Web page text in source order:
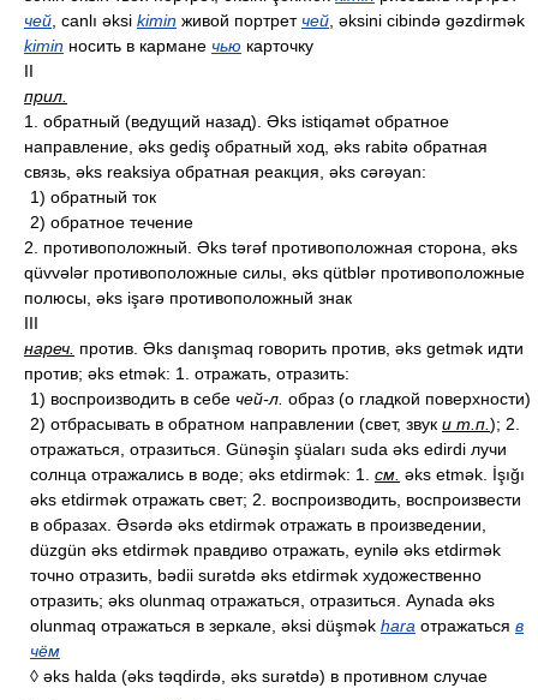
чей , canlı əksi kimin живой портрет чей , əksini cibində gəzdirmək
kimin носить в кармане чью карточку
II
прил.
1. обратный (ведущий назад). Əks istiqamət обратное
направление, əks gediş обратный ход, əks rabitə обратная
связь, əks reaksiya обратная реакция, əks cərəyan:
1) обратный ток
2) обратное течение
2. противоположный. Əks tərəf противоположная сторона, əks
qüvvələr противоположные силы, əks qütblər противоположные
полюсы, əks işarə противоположный знак
III
нареч. против. Əks danışmaq говорить против, əks getmək идти
против; əks etmək: 1. отражать, отразить:
1) воспроизводить в себе чей-л. образ (о гладкой поверхности)
2) отбрасывать в обратном направлении (свет, звук и т.п. ); 2.
отражаться, отразиться. Günəşin şüaları suda əks edirdi лучи
солнца отражались в воде; əks etdirmək: 1. см. əks etmək. İşığı
əks etdirmək отражать свет; 2. воспроизводить, воспроизвести
в образах. Əsərdə əks etdirmək отражать в произведении,
düzgün əks etdirmək правдиво отражать, eynilə əks etdirmək
точно отразить, bədii surətdə əks etdirmək художественно
отразить; əks olunmaq отражаться, отразиться. Aynada əks
olunmaq отражаться в зеркале, əksi düşmək hara отражаться в
чём
◊ əks halda (əks təqdirdə, əks surətdə) в противном случае